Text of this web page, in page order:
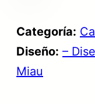
r
a
i
s
e
Categoría:
Diseño: –
Miau